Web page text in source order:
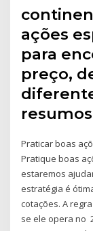
ações
para
preço,
Praticar boas
Pratique boas
estaremos
estratégia é
cotações. A
se ele opera no